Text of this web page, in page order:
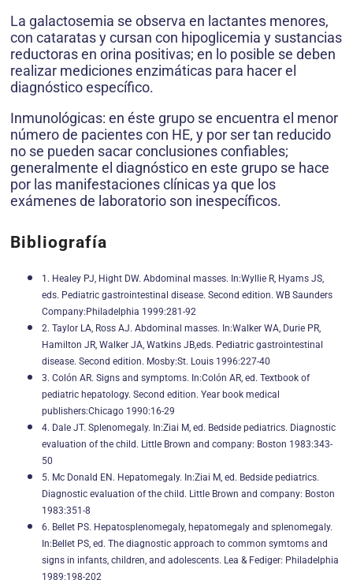
La galactosemia se observa en lactantes menores,
con cataratas y cursan con hipoglicemia y sustancias
reductoras en orina positivas; en lo posible se deben
realizar mediciones enzimáticas para hacer el
diagnóstico específico.
Inmunológicas: en éste grupo se encuentra el menor
número de pacientes con HE, y por ser tan reducido
no se pueden sacar conclusiones confiables;
generalmente el diagnóstico en este grupo se hace
por las manifestaciones clínicas ya que los
exámenes de laboratorio son inespecíficos.
Bibliografía
1. Healey PJ, Hight DW. Abdominal masses. In:Wyllie R, Hyams JS,
eds. Pediatric gastrointestinal disease. Second edition. WB Saunders
Company:Philadelphia 1999:281-92
2. Taylor LA, Ross AJ. Abdominal masses. In:Walker WA, Durie PR,
Hamilton JR, Walker JA, Watkins JB,eds. Pediatric gastrointestinal
disease. Second edition. Mosby:St. Louis 1996:227-40
3. Colón AR. Signs and symptoms. In:Colón AR, ed. Textbook of
pediatric hepatology. Second edition. Year book medical
publishers:Chicago 1990:16-29
4. Dale JT. Splenomegaly. In:Ziai M, ed. Bedside pediatrics. Diagnostic
evaluation of the child. Little Brown and company: Boston 1983:343-
50
5. Mc Donald EN. Hepatomegaly. In:Ziai M, ed. Bedside pediatrics.
Diagnostic evaluation of the child. Little Brown and company: Boston
1983:351-8
6. Bellet PS. Hepatosplenomegaly, hepatomegaly and splenomegaly.
In:Bellet PS, ed. The diagnostic approach to common symtoms and
signs in infants, children, and adolescents. Lea & Fediger: Philadelphia
1989:198-202